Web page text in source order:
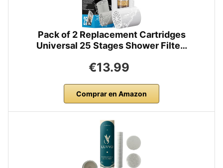
Pack of 2 Replacement Cartridges
Universal 25 Stages Shower Filte…
€13.99
Comprar en Amazon